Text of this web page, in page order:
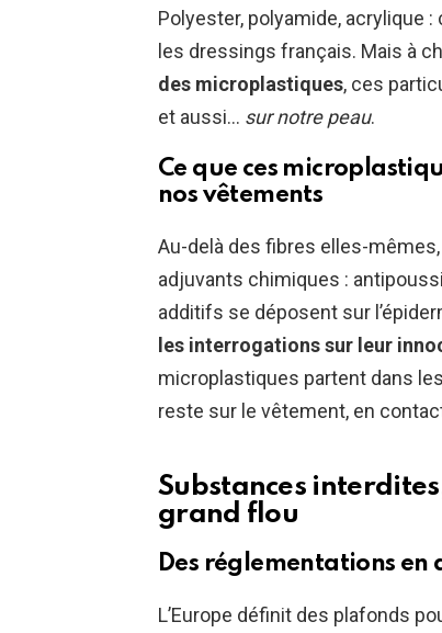
Polyester, polyamide, acrylique
les dressings français. Mais à
des microplastiques, ces
et aussi… sur notre peau.
Ce que ces
nos vêtements
Au-delà des fibres elles-
adjuvants chimiques :
additifs se déposent sur
les interrogations sur leur
microplastiques partent dans
reste sur le vêtement, en
Substances
grand flou
Des réglementations en
L’Europe définit des plafonds